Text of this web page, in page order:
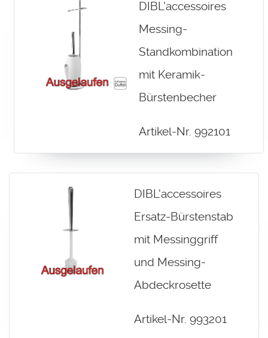
DIBL'accessoires
Messing-
Standkombination
mit Keramik-
Bürstenbecher
Artikel-Nr. 992101
DIBL'accessoires
Ersatz-Bürstenstab
mit Messinggriff
und Messing-
Abdeckrosette
Artikel-Nr. 993201